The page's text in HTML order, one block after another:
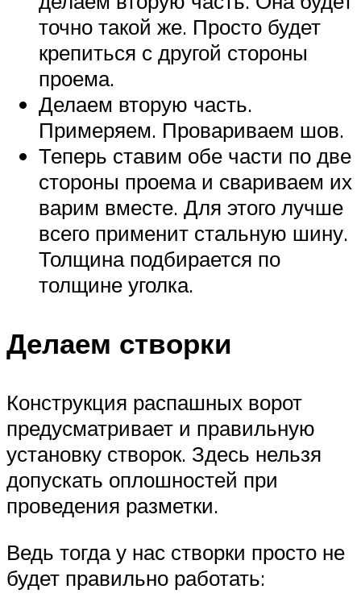
точно такой же. Просто будет
крепиться с другой стороны
проема.
Делаем вторую часть.
Примеряем. Провариваем шов.
Теперь ставим обе части по две
стороны проема и свариваем их
варим вместе. Для этого лучше
всего применит стальную шину.
Толщина подбирается по
толщине уголка.
Делаем створки
Конструкция распашных ворот
предусматривает и правильную
установку створок. Здесь нельзя
допускать оплошностей при
проведения разметки.
Ведь тогда у нас створки просто не
будет правильно работать: